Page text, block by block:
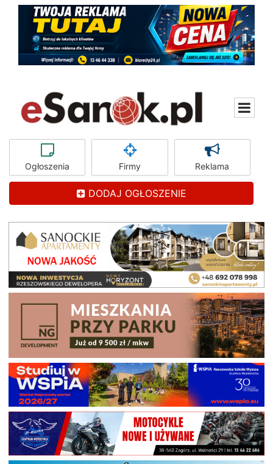
Ogłoszenia Firmy Reklama
DODAJ OGŁOSZENIE